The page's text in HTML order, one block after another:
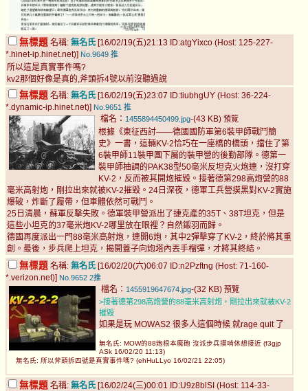
無標題 名稱: 無名氏 [16/02/19(五)21:13 ID:atgYixco (Host: 125-227-
*.hinet-ip.hinet.net)] No.9649 推
所以這是真實事件嗎?
kv2那個好像是真的,斧頭拆4號以前沒聽過說
無標題 名稱: 無名氏 [16/02/19(五)23:07 ID:tiubhgUY (Host: 36-224-
*.dynamic-ip.hinet.net)] No.9651 推
檔名： 1455894450499.jpg-(43 KB) 預覽
根據《東征西討——德國國防軍第6裝甲師戰鬥簡
史》一書，這輛KV-2恰巧在一座橋的橋頭，擋住了第
6裝甲師11裝甲團下屬的裝甲營的後勤部隊。德第一
裝甲師抽調的PAK38型50毫米反坦克火炮連，沒打穿
KV-2，反而被其開炮摧毀。接著德第298高炮營的88
毫米高射炮，剛拉出來就被KV-2摧毀。24日深夜，德軍工兵營摸黑對KV-2實施
爆破，炸斷了履帶，但車體依然可戰鬥。
25日清晨，蘇軍反擊失敗。德軍裝甲營派出了捷克產的35T、38T坦克，但是
這些小坦克的37毫米炮KV-2哪里放在眼裡？自然鎩羽而歸。
德國再度派出一門88毫米高射炮，連開6炮，其中2彈擊穿了KV-2，終於將其重
創。最後，步兵爬上坦克，揭開蓋子向炮塔內丟手榴彈，才將其終結。
無標題 名稱: 無名氏 [16/02/20(六)06:07 ID:n2Pzftng (Host: 71-160-
*.verizon.net)] No.9652 2推
檔名： 1455919647674.jpg-(32 KB) 預覽
>接著德第298高炮營的88毫米高射炮，剛拉出來就被KV-2
摧毀
如果是玩 MOWAS2 很多人這個時候 就rage quit 了
無名氏: MOW的88炮根本魔砲 沒派步兵摸哨休想接近 (f3gjp
ASk 16/02/20 11:13)
無名氏: 所以斧頭拆四號是真實事件嗎? (ehHuLLyo 16/02/21 22:05)
無標題 名稱: 無名氏 [16/02/24(三)00:01 ID:U9z8blSI (Host: 114-33-